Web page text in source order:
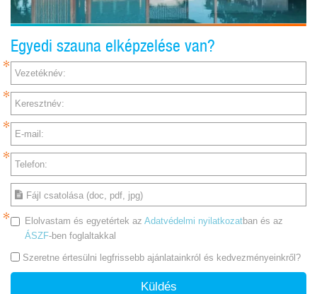
Egyedi szauna elképzelése van?
Vezetéknév:
Keresztnév:
E-mail:
Telefon:
Fájl csatolása (doc, pdf, jpg)
Elolvastam és egyetértek az Adatvédelmi nyilatkozatban és az
ÁSZF-ben foglaltakkal
Szeretne értesülni legfrissebb ajánlatainkról és kedvezményeinkről?
Küldés